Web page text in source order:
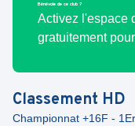
Bénévole de ce club ?
Activez l'espace
gratuitement
Classement HD
Championnat +16F -